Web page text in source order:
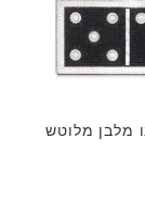
מלבן מלוטש